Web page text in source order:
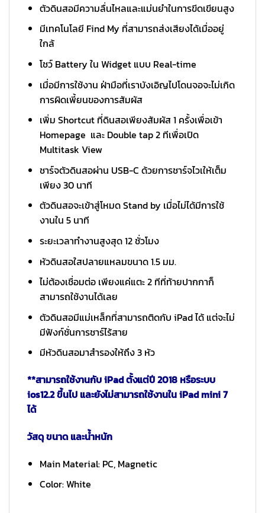
ตัวดินสอมีความลื่นไหลและแม่นยำในการขีดเขียนสูง
มีเทคโนโลยี Find My ที่สามารถส่งเสียงได้เมื่ออยู่
ใกล้
โชว์ Battery ใน Widget แบบ Real-time
เมื่อมีการใช้งาน ฝ่ามือที่เราบังเอิญไปโดนจอจะไม่เกิด
การผิดเพี้ยนของการสัมผัส
เพิ่ม Shortcut ที่ดินสอเพียงสัมผัส 1 ครั้งเพื่อเข้า
Homepage และ Double tap 2 ทีเพื่อเปิด
Multitask View
ชาร์จตัวดินสอผ่าน USB-C ด้วยการชาร์จไวเให้เต็ม
เพียง 30 นาที
ตัวดินสอจะเข้าสู่โหมด Stand by เมื่อไม่ได้มีการใช้
งานใน 5 นาที
ระยะเวลาทำงานสูงสุด 12 ชั่วโมง
หัวดินสอใสปลายแหลมขนาด 1.5 มม.
ไม่ต้องเชื่อมต่อ เพียงแค่แตะ 2 ทีที่ท้ายปากกาก็
สามารถใช้งานได้เลย
ตัวดินสอมีแม่เหล็กที่สามารถติดกับ iPad ได้ แต่จะไม่
มีฟังก์ชั่นการชาร์ไร้สาย
มีหัวดินสอมาสำรองให้ถึง 3 หัว
**สามารถใช้งานกับ iPad ตั้งแต่ปี 2018 หรือระบบ
ios12.2 ขึ้นไป และยังไม่สามารถใช้งานใน iPad mini 7
ได้
วัสดุ ขนาด และน้ำหนัก
Main Material: PC, Magnetic
Color: White